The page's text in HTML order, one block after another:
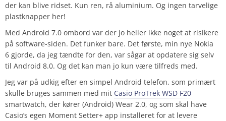
der kan blive ridset. Kun ren, rå aluminium. Og ingen tarvelige
plastknapper her!
Med Android 7.0 ombord var der jo heller ikke noget at risikere
på software-siden. Det funker bare. Det første, min nye Nokia
6 gjorde, da jeg tændte for den, var sågar at opdatere sig selv
til Android 8.0. Og det kan man jo kun være tilfreds med.
Jeg var på udkig efter en simpel Android telefon, som primært
skulle bruges sammen med mit Casio ProTrek WSD F20
smartwatch, der kører (Android) Wear 2.0, og som skal have
Casio’s egen Moment Setter+ app installeret for at levere